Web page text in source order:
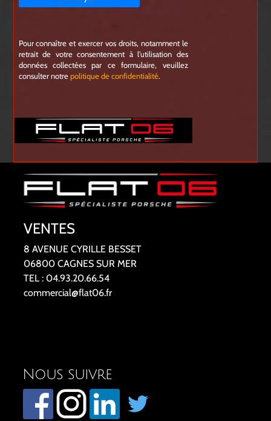
Pour connaître et exercer vos droits, notamment le
retrait de votre consentement à l'utilisation des
données collectées par ce formulaire, veuillez
consulter notrepolitique de confidentialité.
VENTES
8 AVENUE CYRILLE BESSET
06800 CAGNES SUR MER
TEL : 04.93.20.66.54
commercial@flat06.fr
Nous suivre